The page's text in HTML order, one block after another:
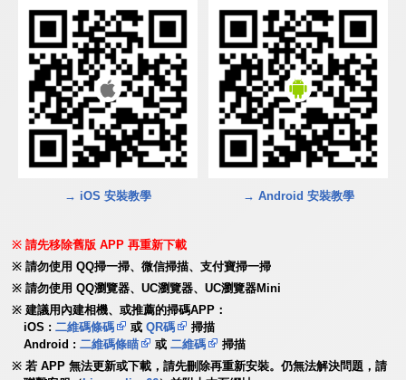
→ iOS 安裝教學 → Android 安裝教學
請先移除舊版 APP 再重新下載
請勿使用 QQ掃一掃、微信掃描、支付寶掃一掃
請勿使用 QQ瀏覽器、UC瀏覽器、UC瀏覽器Mini
建議用內建相機、或推薦的掃碼APP：
iOS :二維碼條碼 或QR碼
掃描
Android :二維碼條瞄 或二維碼
掃描
若 APP 無法更新或下載，請先刪除再重新安裝。仍無法解決問題，請